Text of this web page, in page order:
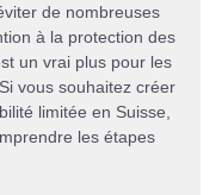
de nombreuses
à la protection des
un vrai plus pour les
vous souhaitez créer
limitée en Suisse,
les étapes